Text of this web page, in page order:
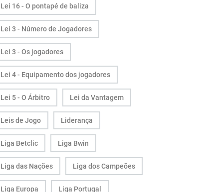
Lei 16 - O pontapé de baliza
Lei 3 - Número de Jogadores
Lei 3 - Os jogadores
Lei 4 - Equipamento dos jogadores
Lei 5 - O Árbitro Lei da Vantagem
Leis de Jogo Liderança
Liga Betclic Liga Bwin
Liga das Nações Liga dos Campeões
Liga Europa Liga Portugal